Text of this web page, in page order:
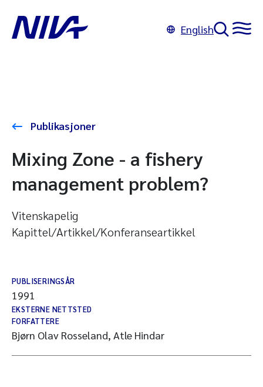
English
Publikasjoner
Mixing Zone - a fishery
management problem?
Vitenskapelig
Kapittel/Artikkel/Konferanseartikkel
PUBLISERINGSÅR
1991
EKSTERNE NETTSTED
FORFATTERE
Bjørn Olav Rosseland, Atle Hindar